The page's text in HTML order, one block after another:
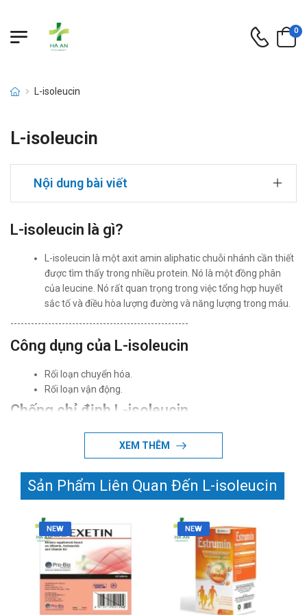
0
L-isoleucin
L-isoleucin
Nội dung bài viết
L-isoleucin là gì?
L-isoleucin là một axit amin aliphatic chuỗi nhánh cần thiết
được tìm thấy trong nhiều protein. Nó là một đồng phân
của leucine. Nó rất quan trọng trong việc tổng hợp huyết
sắc tố và điều hòa lượng đường và năng lượng trong máu.
----------------------------------------------------
Công dụng của L-isoleucin
Rối loạn chuyển hóa.
Rối loạn vận động.
Chống chỉ định L-isoleucin
Phụ nữ có thai hoặc đang cho con bú.
Những người bị bệnh nước tiểu siro phong (MSUD) hoặc
chứng cystin niệu.
Thận trọng khi dùng L-isoleucin
Sử dụng một chất bổ sung axit amin duy nhất có thể dẫn
đến cân bằng nitơ âm tính. Điều này có thể làm giảm hiệu
quả trao đổi chất. Nó cũng có thể khiến thận làm việc nhiều
XEM THÊM
Sản Phẩm Liên Quan Đến L-isoleucin
NEW NEW